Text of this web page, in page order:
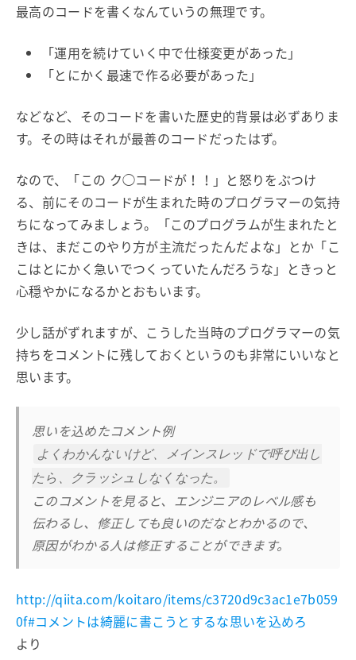
最高のコードを書くなんていうの無理です。
「運用を続けていく中で仕様変更があった」
「とにかく最速で作る必要があった」
などなど、そのコードを書いた歴史的背景は必ずありま
す。その時はそれが最善のコードだったはず。
なので、「この ク◯コードが！！」と怒りをぶつけ
る、前にそのコードが生まれた時のプログラマーの気持
ちになってみましょう。「このプログラムが生まれたと
きは、まだこのやり方が主流だったんだよな」とか「こ
こはとにかく急いでつくっていたんだろうな」ときっと
心穏やかになるかとおもいます。
少し話がずれますが、こうした当時のプログラマーの気
持ちをコメントに残しておくというのも非常にいいなと
思います。
思いを込めたコメント例
よくわかんないけど、メインスレッドで呼び出し
たら、クラッシュしなくなった。
このコメントを見ると、エンジニアのレベル感も
伝わるし、修正しても良いのだなとわかるので、
原因がわかる人は修正することができます。
http://qiita.com/koitaro/items/c3720d9c3ac1e7b059
0f#コメントは綺麗に書こうとするな思いを込めろ
より